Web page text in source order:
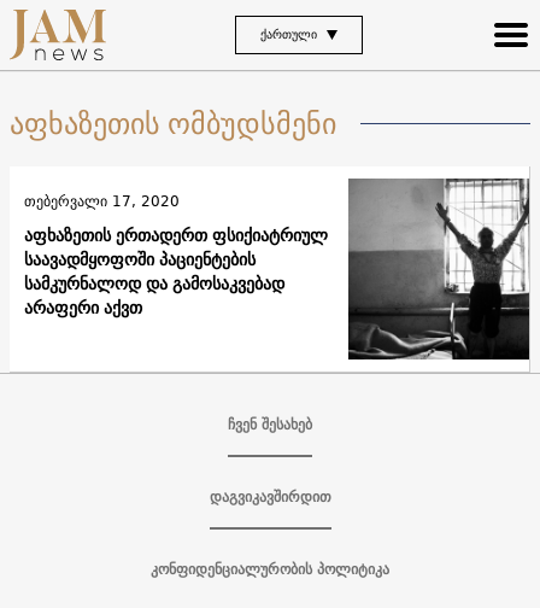
ᲥᲐᲠᲗᲣᲚᲘ
აფხაზეთის ომბუდსმენი
აფხაზეთის ერთადერთ ფსიქიატრიულ
საავადმყოფოში პაციენტების
სამკურნალოდ და გამოსაკვებად
არაფერი აქვთ
თებერვალი 17, 2020
ჩვენ შესახებ
დაგვიკავშირდით
კონფიდენციალურობის პოლიტიკა